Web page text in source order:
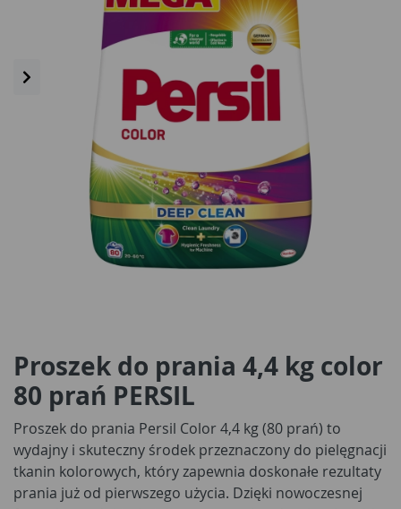
Proszek do prania 4,4 kg color
80 prań PERSIL
Proszek do prania Persil Color 4,4 kg (80 prań) to
wydajny i skuteczny środek przeznaczony do pielęgnacji
tkanin kolorowych, który zapewnia doskonałe rezultaty
prania już od pierwszego użycia. Dzięki nowoczesnej